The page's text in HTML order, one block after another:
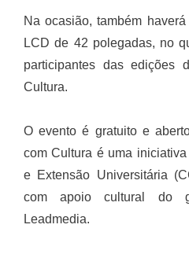
Na ocasião, também
LCD de 42 polegadas, no
participantes das edições
Cultura.
O evento é gratuito e
com Cultura é uma
e Extensão Universitária
com apoio cultural do
Leadmedia.